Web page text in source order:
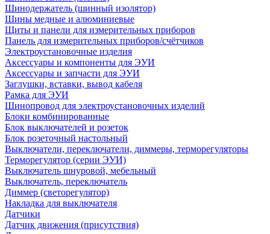
Шинодержатель (шинный изолятор)
Шины медные и алюминиевые
Щиты и панели для измерительных приборов
Панель для измерительных приборов/счётчиков
Электроустановочные изделия
Аксессуары и компоненты для ЭУИ
Аксессуары и запчасти для ЭУИ
Заглушки, вставки, вывод кабеля
Рамка для ЭУИ
Шинопровод для электроустановочных изделий
Блоки комбинированные
Блок выключателей и розеток
Блок розеточный настольный
Выключатели, переключатели, диммеры, терморегуляторы
Терморегулятор (серии ЭУИ)
Выключатель шнуровой, мебельный
Выключатель, переключатель
Диммер (светорегулятор)
Накладка для выключателя
Датчики
Датчик движения (присутствия)